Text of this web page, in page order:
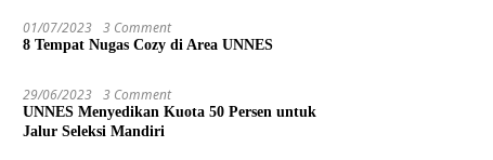
01/07/2023 3 Comment
8 Tempat Nugas Cozy di Area UNNES
29/06/2023 3 Comment
UNNES Menyedikan Kuota 50 Persen untuk
Jalur Seleksi Mandiri